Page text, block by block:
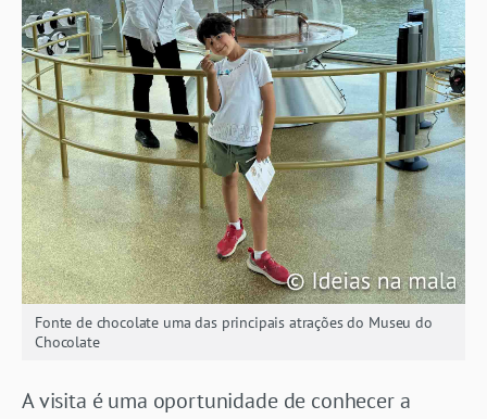
Fonte de chocolate uma das principais atrações do Museu do
Chocolate
A visita é uma oportunidade de conhecer a